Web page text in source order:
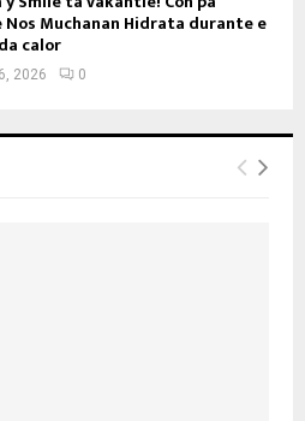
Nos Muchanan Hidrata durante e
calor
2026 0